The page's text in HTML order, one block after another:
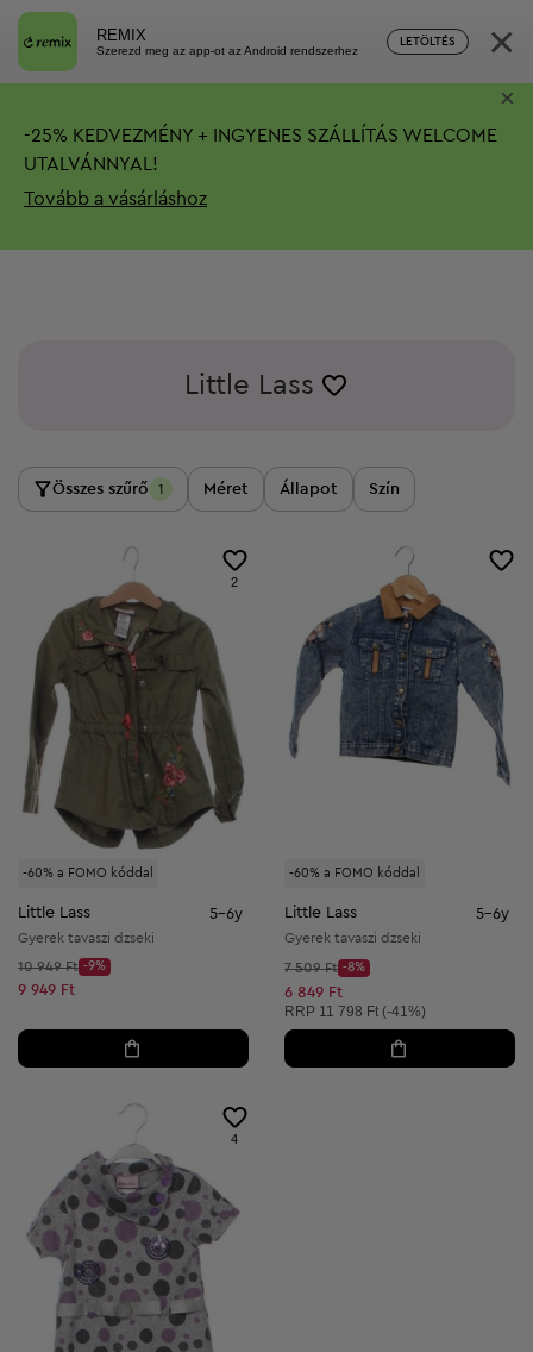
REMIX
Szerezd meg az app-ot az Android rendszerhez
LETÖLTÉS ×
-25% KEDVEZMÉNY + INGYENES SZÁLLÍTÁS WELCOME
UTALVÁNNYAL!
Tovább a vásárláshoz
×
Little Lass
Összes szűrő 1 Méret Állapot Szín
-60% a FOMO kóddal
2
Little Lass 5-6y
Gyerek tavaszi dzseki
Kezdő ár:
10 949 Ft
Discount Price:
-9%
Csökkentett ár:
9 949 Ft
-60% a FOMO kóddal
Little Lass 5-6y
Gyerek tavaszi dzseki
Kezdő ár:
7 509 Ft
Discount Price:
-8%
Csökkentett ár:
6 849 Ft
Ajánlott ár:
RRP 11 798 Ft (-41%)
4